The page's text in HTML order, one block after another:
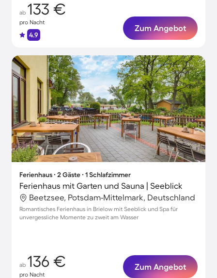
ab 133 €
pro Nacht
4.9
Zum Angebot
Ferienhaus ∙ 2 Gäste ∙ 1 Schlafzimmer
Ferienhaus mit Garten und Sauna | Seeblick
Beetzsee, Potsdam-Mittelmark, Deutschland
Romantisches Ferienhaus in Brielow mit Seeblick und Spa für
unvergessliche Momente zu zweit am Wasser
ab 136 €
pro Nacht
Zum Angebot